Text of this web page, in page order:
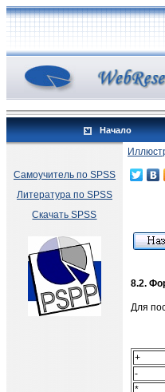
Начало
Самоучитель по SPSS
Литература по SPSS
Скачать SPSS
8.2.
Для
+
-
*